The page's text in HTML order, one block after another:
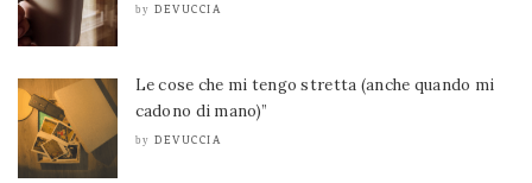
by DEVUCCIA
Le cose che mi tengo stretta (anche quando mi
cadono di mano)”
by DEVUCCIA